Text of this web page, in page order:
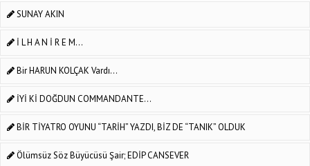
SUNAY AKIN
İ L H A N İ R E M...
Bir HARUN KOLÇAK Vardı...
İYİ Kİ DOĞDUN COMMANDANTE...
BİR TİYATRO OYUNU “TARİH” YAZDI, BİZ DE “TANIK” OLDUK
Ölümsüz Söz Büyücüsü Şair; EDİP CANSEVER